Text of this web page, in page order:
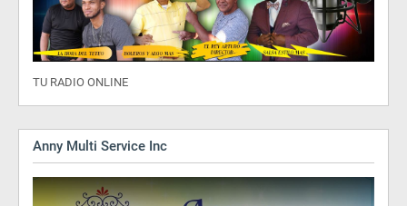
TU RADIO ONLINE
Anny Multi Service Inc